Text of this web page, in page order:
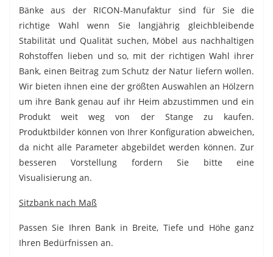
Bänke aus der RICON-Manufaktur sind für Sie die
richtige Wahl wenn Sie langjährig gleichbleibende
Stabilität und Qualität suchen, Möbel aus nachhaltigen
Rohstoffen lieben und so, mit der richtigen Wahl ihrer
Bank, einen Beitrag zum Schutz der Natur liefern wollen.
Wir bieten ihnen eine der größten Auswahlen an Hölzern
um ihre Bank genau auf ihr Heim abzustimmen und ein
Produkt weit weg von der Stange zu kaufen.
Produktbilder können von Ihrer Konfiguration abweichen,
da nicht alle Parameter abgebildet werden können. Zur
besseren Vorstellung fordern Sie bitte eine
Visualisierung an.
Sitzbank nach Maß
Passen Sie Ihren Bank in Breite, Tiefe und Höhe ganz
Ihren Bedürfnissen an.